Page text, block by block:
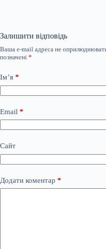
Залишити відповідь
Ваша e-mail адреса не
позначені *
Ім’я *
Email *
Сайт
Додати коментар *